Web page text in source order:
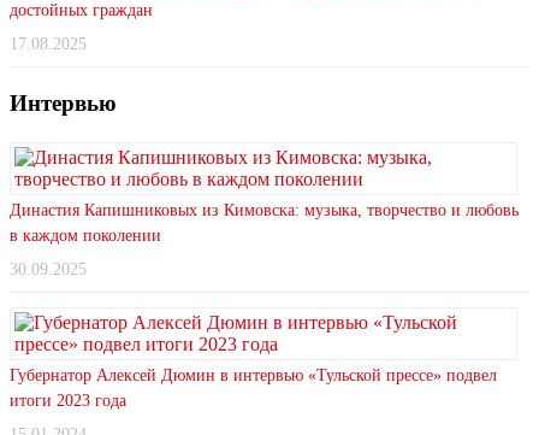
достойных граждан
17.08.2025
Интервью
Династия Капишниковых из Кимовска: музыка, творчество и любовь
в каждом поколении
30.09.2025
Губернатор Алексей Дюмин в интервью «Тульской прессе» подвел
итоги 2023 года